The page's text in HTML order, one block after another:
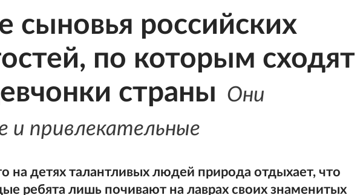
сыновья российских
по которым сходят
страны Они
и привлекательные
на детях талантливых людей природа отдыхает, что
ребята лишь почивают на лаврах своих знаменитых